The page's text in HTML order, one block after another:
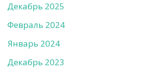
Декабрь 2025
Февраль 2024
Январь 2024
Декабрь 2023